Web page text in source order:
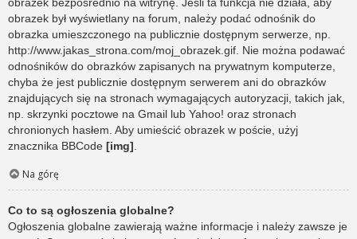
obrazek bezpośrednio na witrynę. Jeśli ta funkcja nie działa, aby
obrazek był wyświetlany na forum, należy podać odnośnik do
obrazka umieszczonego na publicznie dostępnym serwerze, np.
http://www.jakas_strona.com/moj_obrazek.gif. Nie można podawać
odnośników do obrazków zapisanych na prywatnym komputerze,
chyba że jest publicznie dostępnym serwerem ani do obrazków
znajdujących się na stronach wymagających autoryzacji, takich jak,
np. skrzynki pocztowe na Gmail lub Yahoo! oraz stronach
chronionych hasłem. Aby umieścić obrazek w poście, użyj
znacznika BBCode [img].
Na górę
Co to są ogłoszenia globalne?
Ogłoszenia globalne zawierają ważne informacje i należy zawsze je